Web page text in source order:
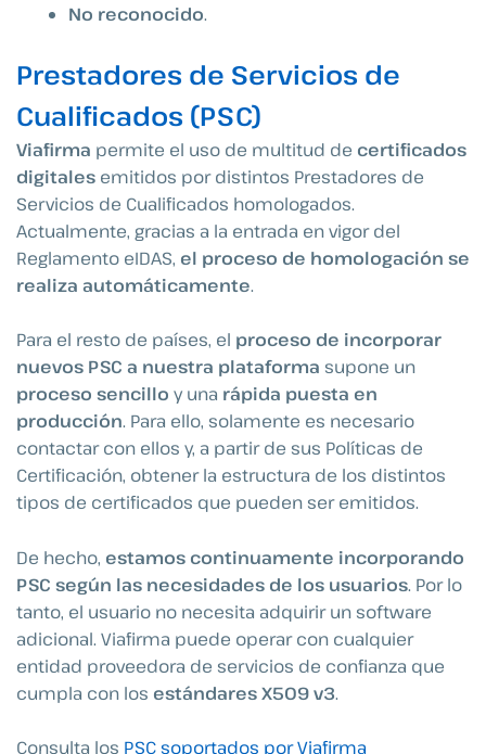
No reconocido.
Prestadores de Servicios de
Cualificados (PSC)
Viafirma permite el uso de multitud de certificados
digitales emitidos por distintos Prestadores de
Servicios de Cualificados homologados.
Actualmente, gracias a la entrada en vigor del
Reglamento eIDAS, el proceso de homologación se
realiza automáticamente.
Para el resto de países, el proceso de incorporar
nuevos PSC a nuestra plataforma supone un
proceso sencillo y una rápida puesta en
producción. Para ello, solamente es necesario
contactar con ellos y, a partir de sus Políticas de
Certificación, obtener la estructura de los distintos
tipos de certificados que pueden ser emitidos.
De hecho, estamos continuamente incorporando
PSC según las necesidades de los usuarios. Por lo
tanto, el usuario no necesita adquirir un software
adicional. Viafirma puede operar con cualquier
entidad proveedora de servicios de confianza que
cumpla con los estándares X509 v3.
Consulta los PSC soportados por Viafirma